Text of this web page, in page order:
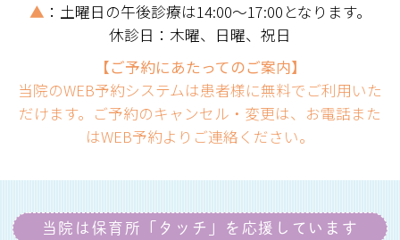
▲ ：土曜日の午後診療は14:00～17:00となります。
休診日：木曜、日曜、祝日
【ご予約にあたってのご案内】
当院のWEB予約システムは患者様に無料でご利用いた
だけます。ご予約のキャンセル・変更は、お電話また
はWEB予約よりご連絡ください。
当院は保育所「タッチ」を 応援しています